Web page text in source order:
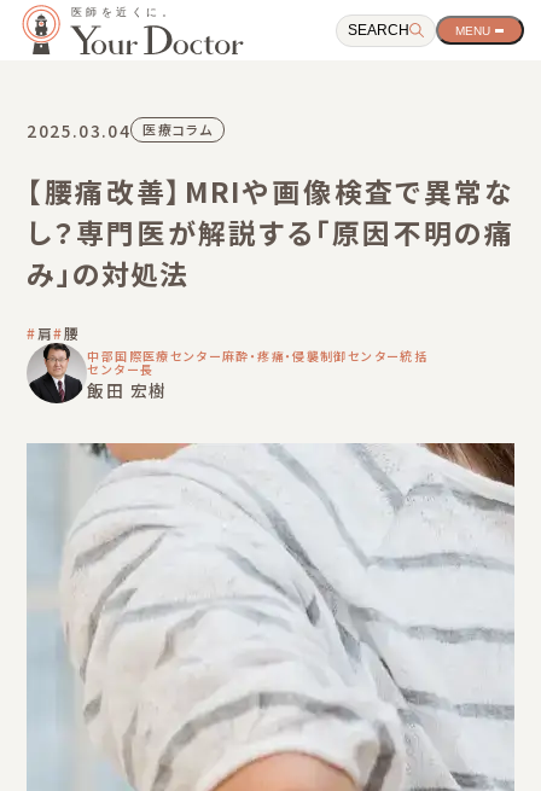
SEARCH
サ
シ
ン
2025.03.04 医療コラム
【腰痛改善】MRIや画像検査で異常な
し？専門医が解説する「原因不明の痛
み」の対処法
肩 腰
中部国際医療センター麻酔・疼痛・侵襲制御センター統括
センター長
飯田 宏樹